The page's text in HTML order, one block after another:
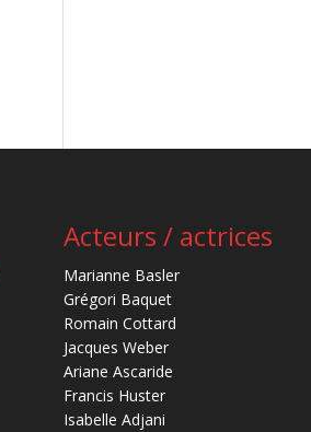
Acteurs / actrices
Marianne Basler
Grégori Baquet
Romain Cottard
Jacques Weber
Ariane Ascaride
Francis Huster
Isabelle Adjani